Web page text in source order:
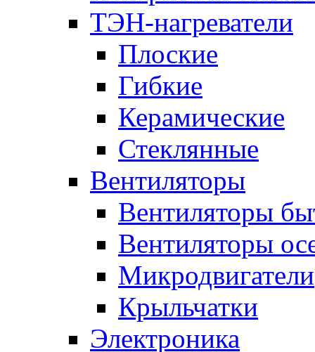
ТЭН-нагреватели
Плоские
Гибкие
Керамические
Стеклянные
Вентиляторы
Вентиляторы
Вентиляторы
Микродвигатели
Крыльчатки
Электроника